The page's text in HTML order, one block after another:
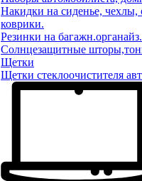
Накидки на сиденье, чехлы,
коврики.
Резинки на
Солнцезащитные
Щетки
Щетки стеклоочистителя